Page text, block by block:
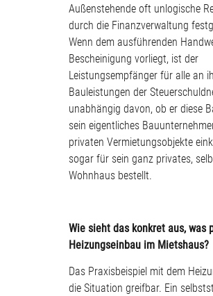
Außenstehende oft unlogische
durch die Finanzverwaltung
Wenn dem ausführenden
Bescheinigung vorliegt, ist der
Leistungsempfänger für alle an
Bauleistungen der
unabhängig davon, ob er diese
sein eigentliches
privaten Vermietungsobjekte
sogar für sein ganz privates,
Wohnhaus bestellt.
Wie sieht das konkret aus, was
Heizungseinbau im Mietshaus?
Das Praxisbeispiel mit dem
die Situation greifbar. Ein